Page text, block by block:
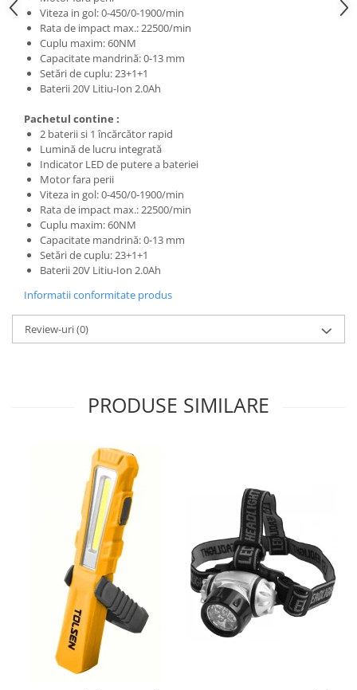
Viteza in gol: 0-450/0-1900/min
Rata de impact max.: 22500/min
Cuplu maxim: 60NM
Capacitate mandrină: 0-13 mm
Setări de cuplu: 23+1+1
Baterii 20V Litiu-Ion 2.0Ah
Pachetul contine :
2 baterii si 1 încărcător rapid
Lumină de lucru integrată
Indicator LED de putere a bateriei
Motor fara perii
Viteza in gol: 0-450/0-1900/min
Rata de impact max.: 22500/min
Cuplu maxim: 60NM
Capacitate mandrină: 0-13 mm
Setări de cuplu: 23+1+1
Baterii 20V Litiu-Ion 2.0Ah
Informatii conformitate produs
Review-uri(0)
PRODUSE SIMILARE